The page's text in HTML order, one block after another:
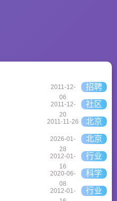
2011-12-
06
招聘
2011-12-
20
社区
2011-11-26
北京
2026-01-
28
北京
2012-01-
16
行业
2020-06-
08
科学
2012-01-
行业